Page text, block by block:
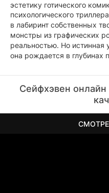
эстетику готического
психологического
в лабиринт собственных
монстры из графических
реальностью. Но
она рождается в глубинах
формой испытания, где
реальных существ.
просто кошмары. Это
воплощённые сомнения,
работы, которую
Сейфхэвен